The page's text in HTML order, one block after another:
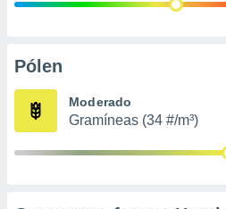
Pólen
Moderado
Gramíneas (34 #/m³)